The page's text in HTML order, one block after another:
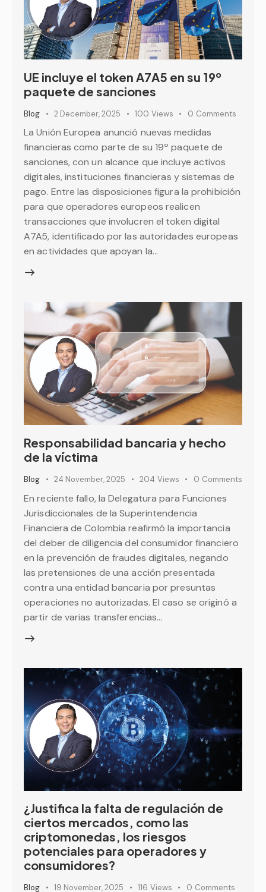
UE incluye el token A7A5 en su 19º
paquete de sanciones
Blog 2 December, 2025 100 Views 0 Comments
La Unión Europea anunció nuevas medidas
financieras como parte de su 19º paquete de
sanciones, con un alcance que incluye activos
digitales, instituciones financieras y sistemas de
pago. Entre las disposiciones figura la prohibición
para que operadores europeos realicen
transacciones que involucren el token digital
A7A5, identificado por las autoridades europeas
en actividades que apoyan la…
Responsabilidad bancaria y hecho
de la víctima
Blog 24 November, 2025 204 Views 0 Comments
En reciente fallo, la Delegatura para Funciones
Jurisdiccionales de la Superintendencia
Financiera de Colombia reafirmó la importancia
del deber de diligencia del consumidor financiero
en la prevención de fraudes digitales, negando
las pretensiones de una acción presentada
contra una entidad bancaria por presuntas
operaciones no autorizadas. El caso se originó a
partir de varias transferencias…
¿Justifica la falta de regulación de
ciertos mercados, como las
criptomonedas, los riesgos
potenciales para operadores y
consumidores?
Blog 19 November, 2025 116 Views 0 Comments